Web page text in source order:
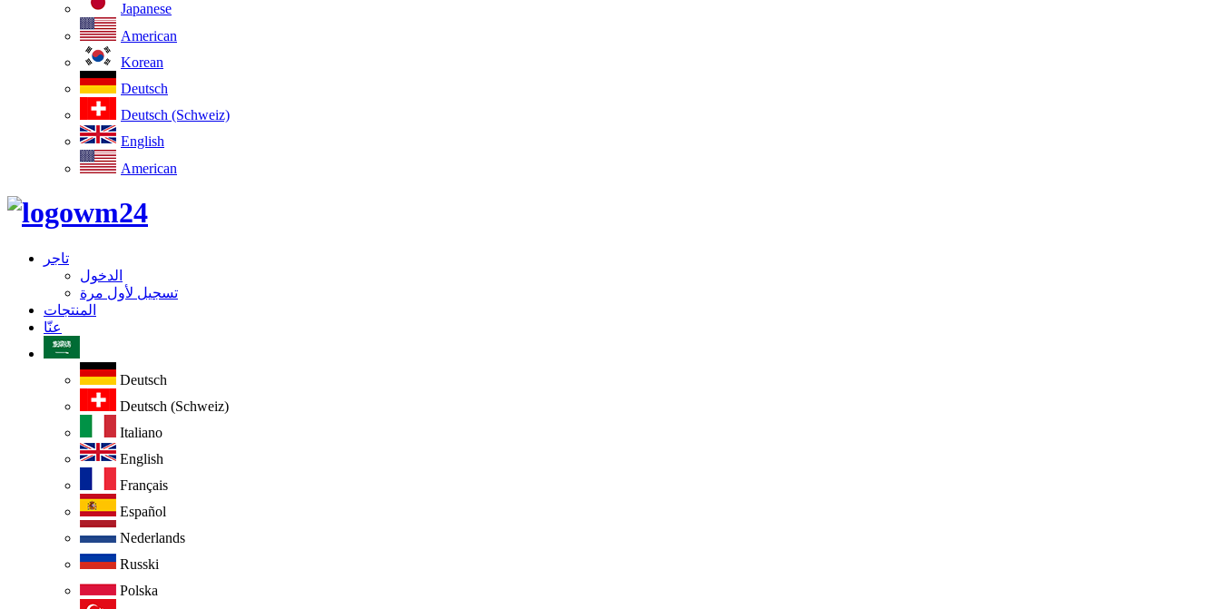
Japanese
American
Korean
Deutsch
Deutsch (Schweiz)
English
American
تاجر
الدخول
تسجيل لأول مرة
المنتجات
عنّا
Deutsch
Deutsch (Schweiz)
Italiano
English
Français
Español
Nederlands
Russki
Polska